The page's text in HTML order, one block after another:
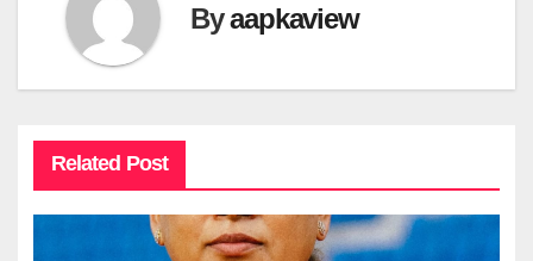
Byaapkaview
Related Post